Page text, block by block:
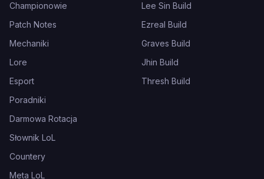
Championowie
Patch Notes
Mechaniki
Lore
Esport
Poradniki
Darmowa Rotacja
Słownik LoL
Countery
Meta LoL
Lee Sin Build
Ezreal Build
Graves Build
Jhin Build
Thresh Build